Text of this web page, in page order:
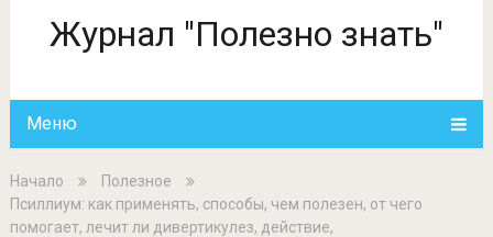
Журнал "Полезно знать"
Меню
Начало
Полезное
Псиллиум: как применять, способы, чем полезен, от чего
помогает, лечит ли дивертикулез, действие,